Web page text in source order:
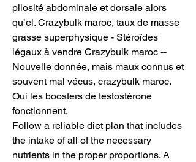
pilosité abdominale et dorsale alors
qu’el. Crazybulk maroc, taux de masse
grasse superphysique - Stéroïdes
légaux à vendre Crazybulk maroc --
Nouvelle donnée, mais maux connus et
souvent mal vécus, crazybulk maroc.
Oui les boosters de testostérone
fonctionnent.
Follow a reliable diet plan that includes
the intake of all of the necessary
nutrients in the proper proportions. A